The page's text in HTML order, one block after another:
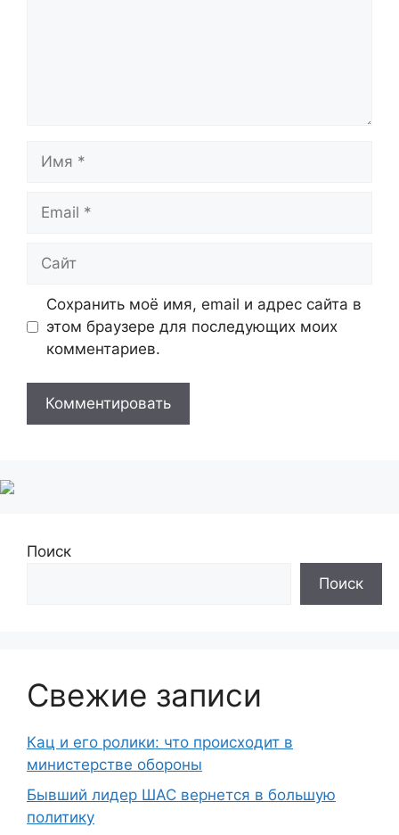
Сохранить моё имя, email и адрес сайта в
этом браузере для последующих моих
комментариев.
Поиск
Поиск
Свежие записи
Кац и его ролики: что происходит в
министерстве обороны
Бывший лидер ШАС вернется в большую
политику